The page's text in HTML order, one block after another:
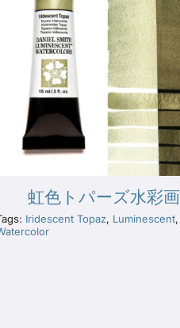
虹色トパーズ水彩画
Iridescent Topaz, Luminescent,